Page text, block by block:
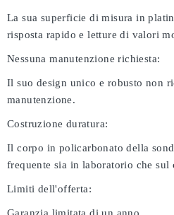
La sua superficie di misura in
risposta rapido e letture di valori
Nessuna manutenzione richiesta:
Il suo design unico e robusto non
manutenzione.
Costruzione duratura:
Il corpo in policarbonato della
frequente sia in laboratorio che sul
Limiti dell'offerta: